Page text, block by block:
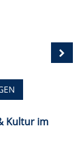
Kultur im